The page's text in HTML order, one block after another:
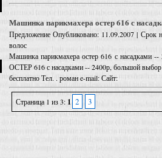
Машинка парикмахера остер 616 с
Предложение Опубликовано: 11.09.2007 | Срок
волос
Машинка парикмахера остер 616 с насадками
ОСТЕР 616 с насадками -- 2400р, большой
бесплатно Тел. . роман e-mail: Сайт:
Страница 1 из 3: 1 2 3